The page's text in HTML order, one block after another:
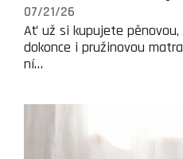
07/21/26
Ať už si kupujete pěnovou,
dokonce i pružinovou
ní…